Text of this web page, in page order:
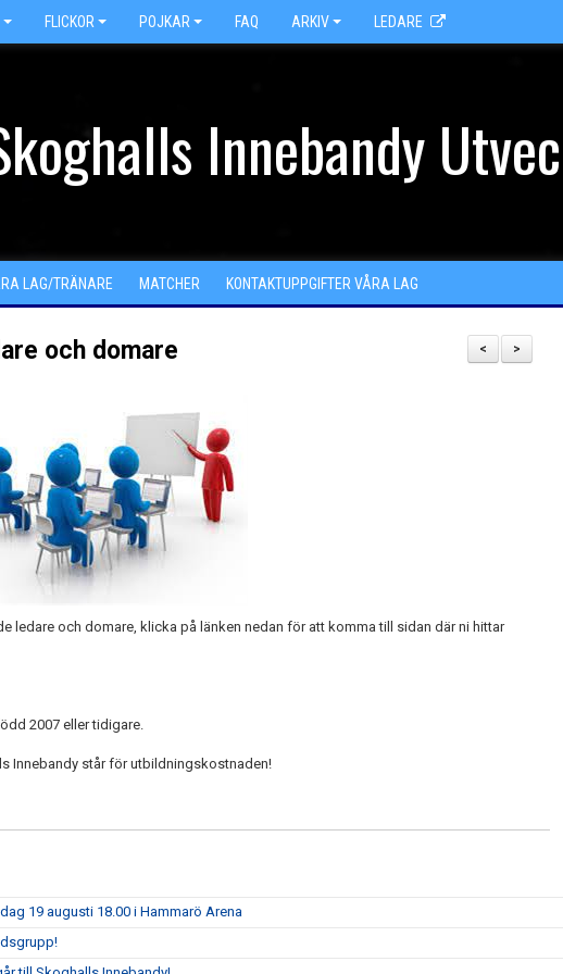
FLICKOR POJKAR FAQ ARKIV LEDARE
Innebandy
LAG/TRÄNARE MATCHER KONTAKTUPPGIFTER VÅRA LAG
>
<
och domare
ledare och domare, klicka på länken nedan för att komma till sidan där ni hittar
2007 eller tidigare.
Innebandy står för utbildningskostnaden!
19 augusti 18.00 i Hammarö Arena